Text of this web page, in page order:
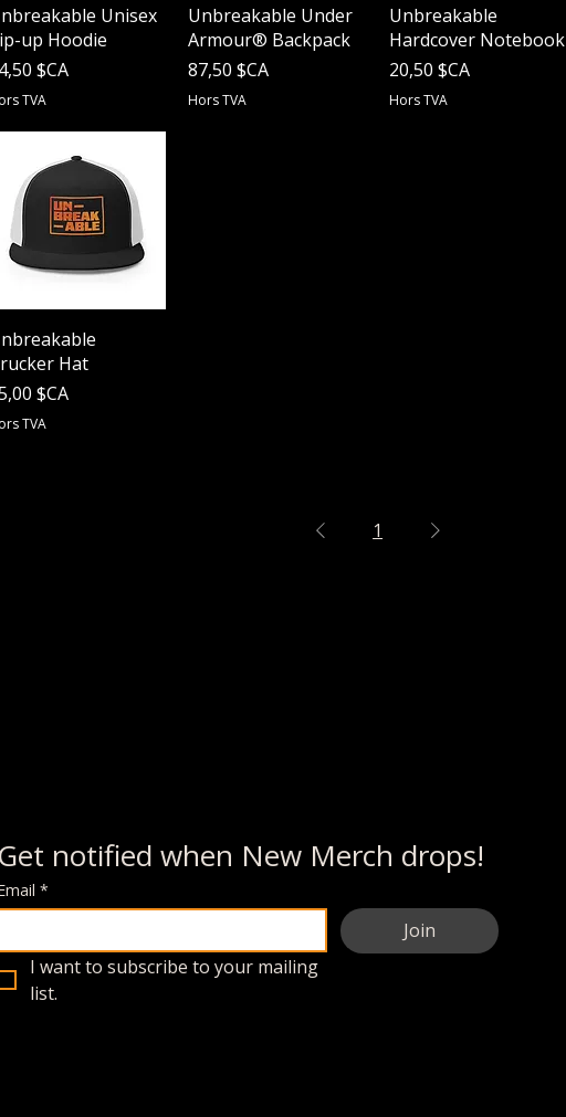
2
C
e
n
i
Aperçu rapideUnisex
up Hoodie
$CA
TVA
Aperçu rapide
Unbreakable Under
Armour® Backpack
Prix
87,50 $CA
Hors TVA
Aperçu rapide
Unbreakable
Hardcover Notebook
Prix
20,50 $CA
Hors TVA
Aperçu rapide
Hat
$CA
TVA
1
Get notified when New Merch drops!
*
Join
I want to subscribe to your mailing
list.